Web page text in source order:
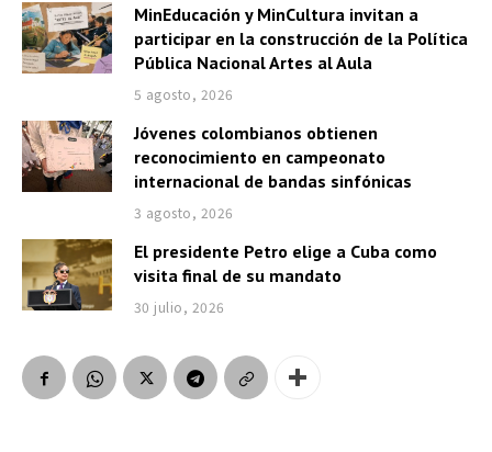
MinEducación y MinCultura invitan a
participar en la construcción de la Política
Pública Nacional Artes al Aula
5 agosto, 2026
Jóvenes colombianos obtienen
reconocimiento en campeonato
internacional de bandas sinfónicas
3 agosto, 2026
El presidente Petro elige a Cuba como
visita final de su mandato
30 julio, 2026